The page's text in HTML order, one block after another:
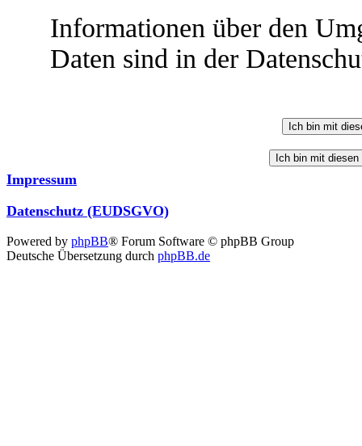
Informationen über den
Daten sind in der
Impressum
Datenschutz (EUDSGVO)
Powered by phpBB® Forum Software © phpBB Group
Deutsche Übersetzung durch phpBB.de